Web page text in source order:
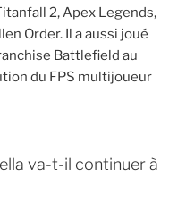
2, Apex Legends,
Order. Il a aussi joué
Battlefield au
du FPS multijoueur
va-t-il continuer à